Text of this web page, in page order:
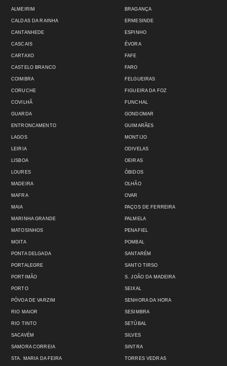
ALMEIRIM BRAGANÇA
CALDAS DA RAINHA
CANTANHEDE
CASCAIS
CARTAXO
CASTELO BRANCO
COIMBRA
CORUCHE
COVILHÃ
GUARDA
ENTRONCAMENTO
ERMESINDE
ESPINHO
ÉVORA
FAFE
FARO
FELGUEIRAS
FIGUEIRA DA FOZ
FUNCHAL
GONDOMAR
GUIMARÃES
LAGOS
LEIRIA
LISBOA
LOURES
MADEIRA
MAFRA
MAIA
MARINHA GRANDE
MATOSINHOS
MOITA
MONTIJO
ODIVELAS
OEIRAS
ÓBIDOS
OLHÃO
OVAR
PAÇOS DE FERREIRA
PALMELA
PENAFIEL
POMBAL
PONTA DELGADA
PORTALEGRE
PORTIMÃO
PORTO
PÓVOA DE VARZIM
RIO MAIOR
RIO TINTO
SACAVÉM
SAMORA CORREIA
STA. MARIA DA FEIRA
SANTARÉM
SANTO TIRSO
S. JOÃO DA MADEIRA
SEIXAL
SENHORA DA HORA
SESIMBRA
SETÚBAL
SILVES
SINTRA
TORRES VEDRAS